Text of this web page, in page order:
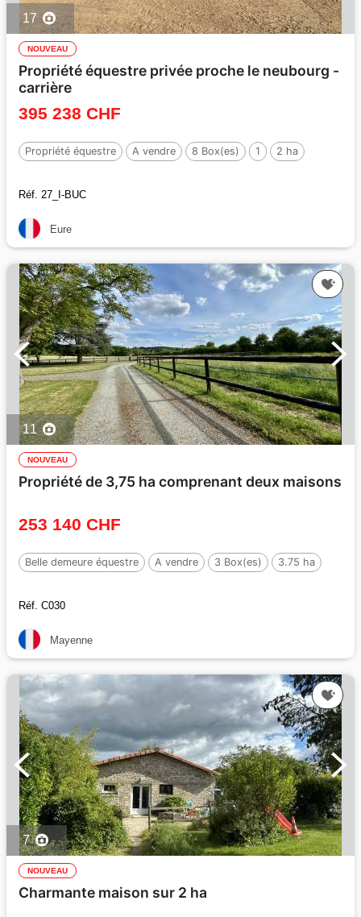
17
NOUVEAU
Propriété équestre privée proche le neubourg -
carrière
395 238 CHF
Propriété équestre A vendre 8 Box(es) 1 2 ha
Réf. 27_I-BUC
Eure
11
NOUVEAU
Propriété de 3,75 ha comprenant deux maisons
253 140 CHF
Belle demeure équestre A vendre 3 Box(es) 3.75 ha
Réf. C030
Mayenne
7
NOUVEAU
Charmante maison sur 2 ha